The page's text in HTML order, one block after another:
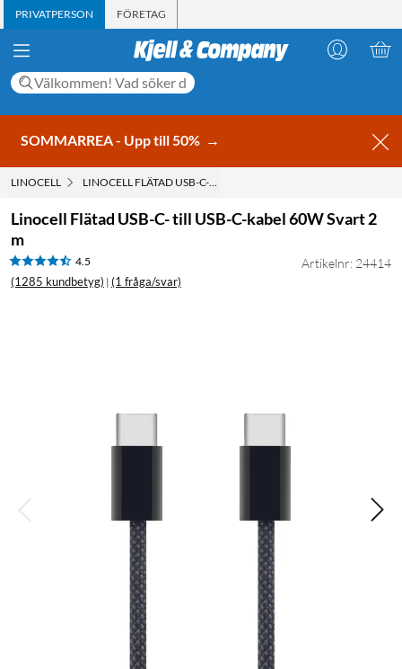
PRIVATPERSON FÖRETAG
SOMMARREA - Upp till 50% →
LINOCELL LINOCELL FLÄTAD USB-C- TILL USB-C-KABEL 60W SVART 2 M
Linocell Flätad USB-C- till USB-C-kabel 60W Svart 2
m
4.5
(1285 kundbetyg) | (1 fråga/svar)
Artikelnr: 24414